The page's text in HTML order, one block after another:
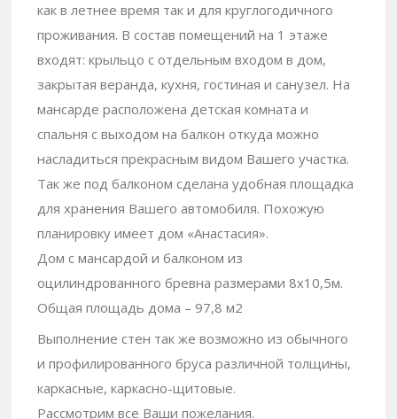
как в летнее время так и для круглогодичного
проживания. В состав помещений на 1 этаже
входят: крыльцо с отдельным входом в дом,
закрытая веранда, кухня, гостиная и санузел. На
мансарде расположена детская комната и
спальня с выходом на балкон откуда можно
насладиться прекрасным видом Вашего участка.
Так же под балконом сделана удобная площадка
для хранения Вашего автомобиля. Похожую
планировку имеет дом «Анастасия».
Дом с мансардой и балконом из
оцилиндрованного бревна размерами 8х10,5м.
Общая площадь дома – 97,8 м2
Выполнение стен так же возможно из обычного
и профилированного бруса различной толщины,
каркасные, каркасно-щитовые.
Рассмотрим все Ваши пожелания.